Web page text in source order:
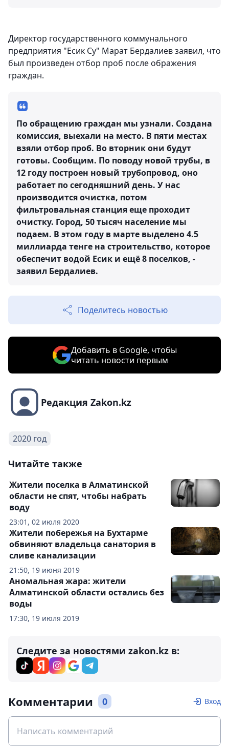
Директор государственного коммунального
предприятия "Есик Су" Марат Бердалиев заявил, что
был произведен отбор проб после ображения
граждан.
По обращению граждан мы узнали. Создана
комиссия, выехали на место. В пяти местах
взяли отбор проб. Во вторник они будут
готовы. Сообщим. По поводу новой трубы, в
12 году построен новый трубопровод, оно
работает по сегодняшний день. У нас
производится очистка, потом
фильтровальная станция еще проходит
очистку. Город, 50 тысяч население мы
подаем. В этом году в марте выделено 4.5
миллиарда тенге на строительство, которое
обеспечит водой Есик и ещё 8 поселков, -
заявил Бердалиев.
Поделитесь новостью
Добавить в Google, чтобы
читать новости первым
Редакция Zakon.kz
2020 год
Читайте также
23:01, 02 июля 2020
Жители поселка в Алматинской
области не спят, чтобы набрать
воду
21:50, 19 июня 2019
Жители побережья на Бухтарме
обвиняют владельца санатория в
сливе канализации
17:30, 19 июля 2019
Аномальная жара: жители
Алматинской области остались без
воды
Следите за новостями zakon.kz в:
Комментарии 0 Вход